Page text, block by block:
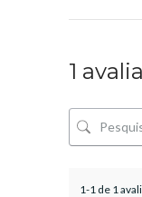
1
1-1 de 1